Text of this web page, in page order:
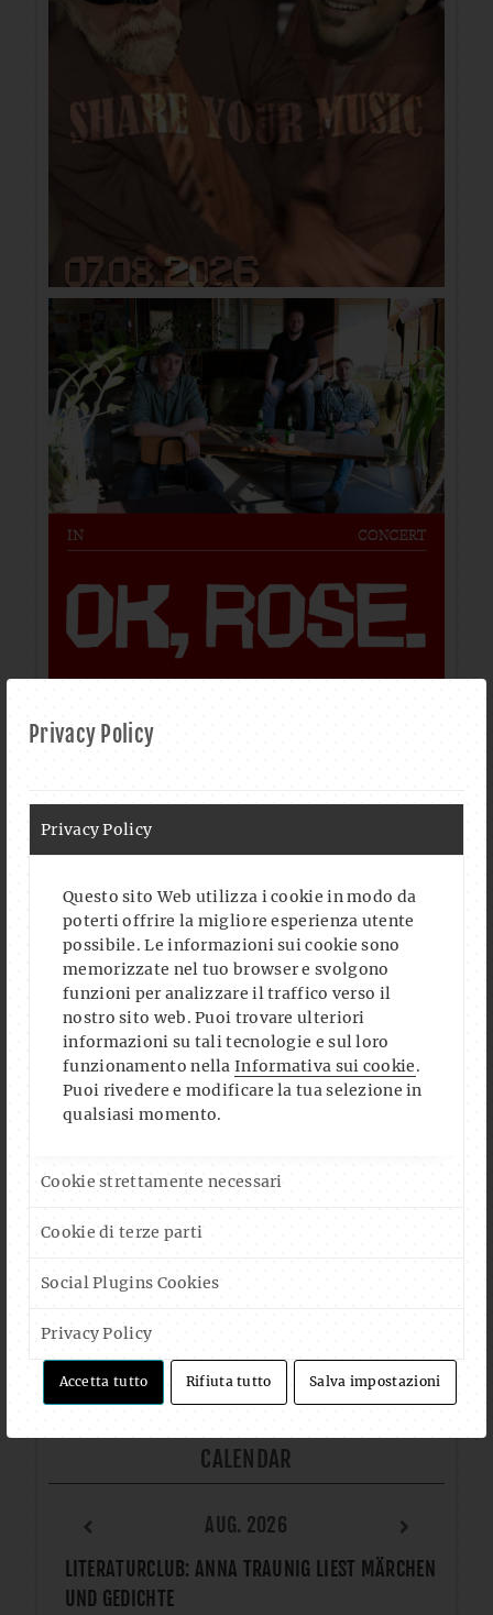
Privacy Policy
Privacy Policy
Questo sito Web utilizza i cookie in modo da
poterti offrire la migliore esperienza utente
possibile. Le informazioni sui cookie sono
memorizzate nel tuo browser e svolgono
funzioni per analizzare il traffico verso il
nostro sito web. Puoi trovare ulteriori
informazioni su tali tecnologie e sul loro
funzionamento nellaInformativa sui cookie.
Puoi rivedere e modificare la tua selezione in
qualsiasi momento.
Cookie strettamente necessari
Cookie di terze parti
Social Plugins Cookies
Privacy Policy
Accetta tutto Rifiuta tutto Salva impostazioni
FOLLOW US ON FACEBOOK
CALENDAR
AUG. 2026
LITERATURCLUB: ANNA TRAUNIG LIEST MÄRCHEN
UND GEDICHTE